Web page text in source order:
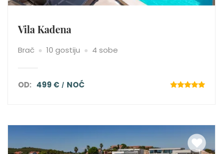
Vila Kadena
Brač 10 gostiju 4 sobe
OD: 499 € NOĆ